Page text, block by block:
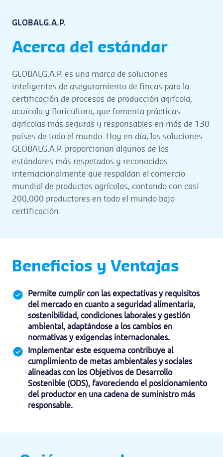
GLOBALG.A.P.
Acerca del estándar
GLOBALG.A.P. es una marca de soluciones
inteligentes de aseguramiento de fincas para la
certificación de procesos de producción agrícola,
acuícola y floricultora, que fomenta prácticas
agrícolas más seguras y responsables en más de 130
países de todo el mundo.
Hoy en día, las soluciones
GLOBALG.A.P. proporcionan algunos de los
estándares más respetados y reconocidos
internacionalmente que respaldan el comercio
mundial de productos agrícolas, contando con casi
200,000 productores en todo el mundo bajo
certificación.
Beneficios y Ventajas
Permite cumplir con las expectativas y requisitos
del mercado en cuanto a seguridad alimentaria,
sostenibilidad, condiciones laborales y gestión
ambiental, adaptándose a los cambios en
normativas y exigencias internacionales.
Implementar este esquema contribuye al
cumplimiento de metas ambientales y sociales
alineadas con los Objetivos de Desarrollo
Sostenible (ODS), favoreciendo el posicionamiento
del productor en una cadena de suministro más
responsable.